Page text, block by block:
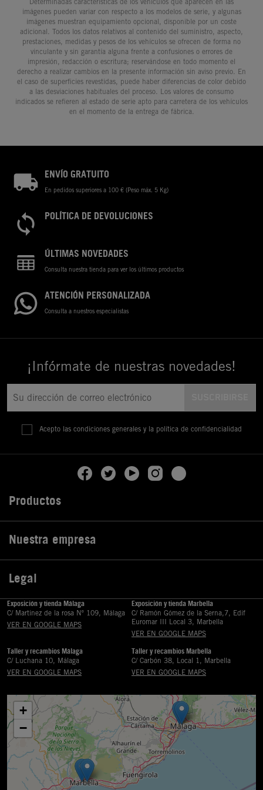
imágenes pueden variar con respecto a los modelos de serie, y algunas
imágenes muestran equipamiento opcional, disponible por un coste
adicional. Todos los datos relativos al contenido del suministro, aspecto,
prestaciones, medidas y pesos de los vehículos se ofrecen de forma no
vinculante y sin garantía alguna frente a confusiones o errores de
impresión, redacción o escritura; reservándose en todo momento el
derecho a realizar cambios en la presente información sin aviso previo. En
el caso de superficies revestidas, puede haber diferencias de color debido
a las desviaciones habituales del proceso. Los valores de consumo
indicados se refieren al estado de serie apto para carretera de los vehículos
en el momento de la entrega de fábrica.
ENVÍO GRATUITO
En pedidos superiores a 100 € (Peso máx. 5 Kg)
POLÍTICA DE DEVOLUCIONES
ÚLTIMAS NOVEDADES
Consulta nuestra tienda para ver los últimos productos
ATENCIÓN PERSONALIZADA
Consulta a nuestros especialistas
¡Infórmate de nuestras novedades!
Acepto las condiciones generales y la política de confidencialidad
Productos
Nuestra empresa
Legal
Exposición y tienda Málaga
C/ Martinez de la rosa Nº 109, Málaga
VER EN GOOGLE MAPS
Exposición y tienda Marbella
C/ Ramón Gómez de la Serna,7, Edif
Euromar III Local 3, Marbella
VER EN GOOGLE MAPS
Taller y recambios Málaga
C/ Luchana 10, Málaga
VER EN GOOGLE MAPS
Taller y recambios Marbella
C/ Carbón 38, Local 1, Marbella
VER EN GOOGLE MAPS
+
−